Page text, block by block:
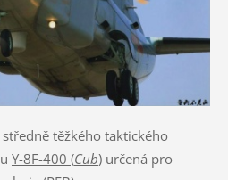
těžkého taktického
Y-8F-400 (Cub)určená pro